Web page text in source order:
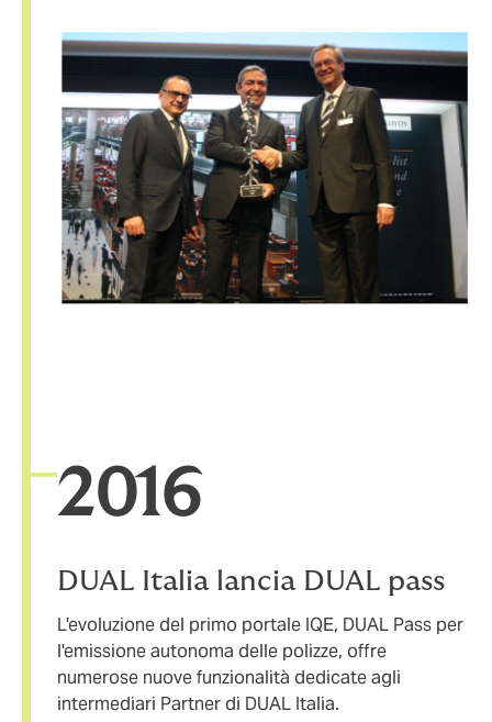
2016
DUAL Italia lancia DUAL pass
L'evoluzione del primo portale IQE, DUAL Pass per
l'emissione autonoma delle polizze, offre
numerose nuove funzionalità dedicate agli
intermediari Partner di DUAL Italia.